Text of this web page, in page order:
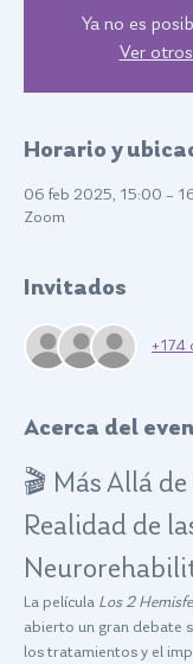
Ya no es
Ver
Horario y
06 feb 2025, 15:00 –
Zoom
Invitados
+174
Acerca del
🎬 Más Allá de
Realidad de
La película Los 2
abierto un gran debate
los tratamientos y el